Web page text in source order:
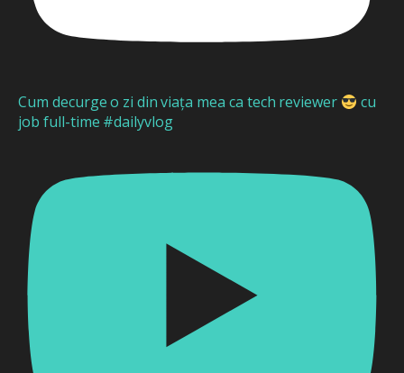
Cum decurge o zi din viața mea ca tech reviewer
cu
job full-time #dailyvlog